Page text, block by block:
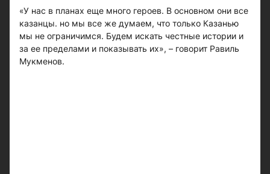
«У нас в планах еще много героев. В основном они все
казанцы. но мы все же думаем, что только Казанью
мы не ограничимся. Будем искать честные истории и
за ее пределами и показывать их», – говорит Равиль
Мукменов.